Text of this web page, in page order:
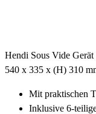
Hendi Sous Vide
540 x 335 x (H) 310
Mit praktischen
Inklusive 6-